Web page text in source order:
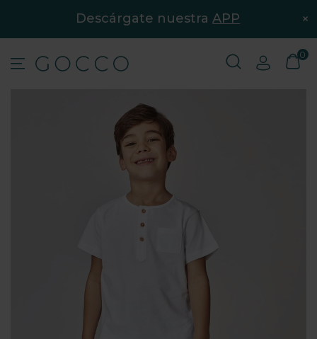
Descárgate nuestraAPP ×
0